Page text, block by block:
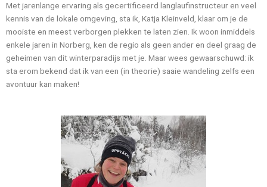
Met jarenlange ervaring als gecertificeerd langlaufinstructeur en veel
kennis van de lokale omgeving, sta ik, Katja Kleinveld, klaar om je de
mooiste en meest verborgen plekken te laten zien. Ik woon inmiddels
enkele jaren in Norberg, ken de regio als geen ander en deel graag de
geheimen van dit winterparadijs met je. Maar wees gewaarschuwd: ik
sta erom bekend dat ik van een (in theorie) saaie wandeling zelfs een
avontuur kan maken!